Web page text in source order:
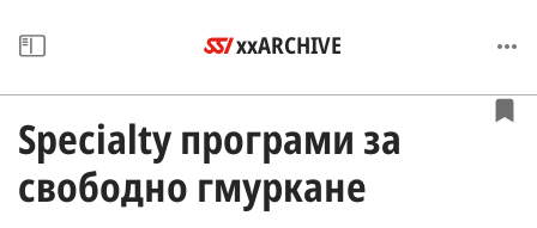
xxARCHIVE
Specialty програми за
свободно гмуркане